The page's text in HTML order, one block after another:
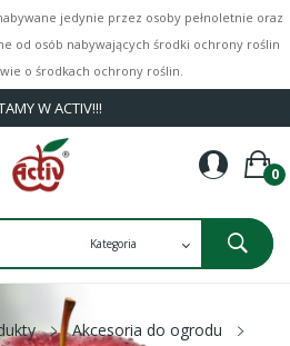
jedynie przez osoby pełnoletnie oraz
od osób nabywających środki ochrony roślin
o środkach ochrony roślin.
W ACTIV!!!
0
Akcesoria do ogrodu